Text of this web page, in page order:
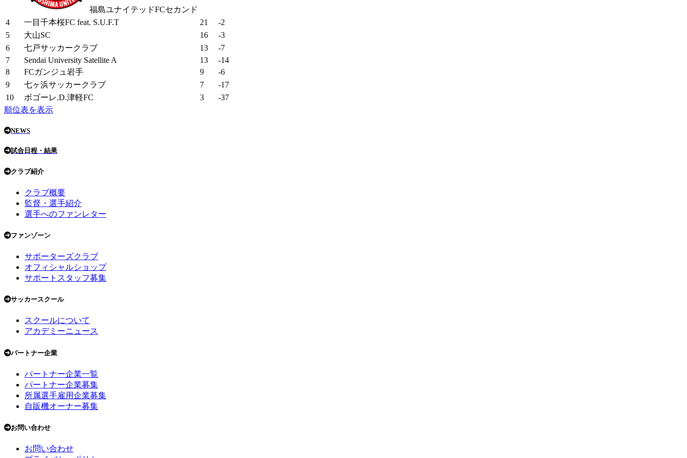
福島ユナイテッドFCセカンド
4
一目千本桜FC feat. S.U.F.T 21
-2
5
大山SC 16
-3
6
七戸サッカークラブ 13
-7
7
Sendai University Satellite A 13
-14
8
FCガンジュ岩手 9
-6
9
七ヶ浜サッカークラブ 7
-17
10
ボゴーレ.D.津軽FC 3
-37
順位表を表示
NEWS
試合日程・結果
クラブ紹介
クラブ概要
監督・選手紹介
選手へのファンレター
ファンゾーン
サポーターズクラブ
オフィシャルショップ
サポートスタッフ募集
サッカースクール
スクールについて
アカデミーニュース
パートナー企業
パートナー企業一覧
パートナー企業募集
所属選手雇用企業募集
自販機オーナー募集
お問い合わせ
お問い合わせ